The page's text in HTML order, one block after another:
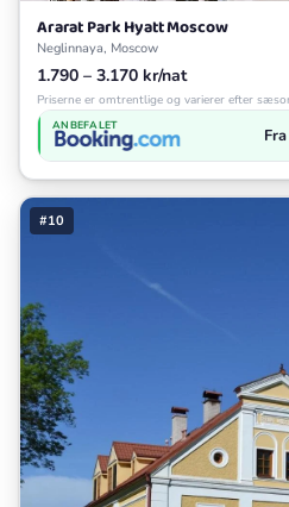
Ararat Park Hyatt Moscow
Neglinnaya, Moscow
1.790 – 3.170 kr/nat
Priserne er omtrentlige og varierer efter
ANBEFALET
#10